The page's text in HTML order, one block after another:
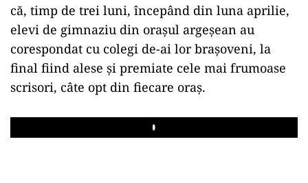
că, timp de trei luni, începând din luna aprilie,
elevi de gimnaziu din oraşul argeşean au
corespondat cu colegi de-ai lor braşoveni, la
final fiind alese şi premiate cele mai frumoase
scrisori, câte opt din fiecare oraş.
Play